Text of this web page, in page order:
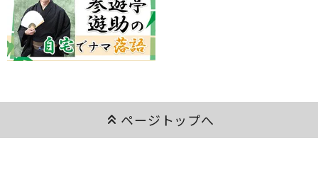
keyboard_double_arrow_up ページトップへ